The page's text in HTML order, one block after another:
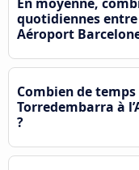
quotidiennes
Aéroport
Combien de
Torredembarra à
?